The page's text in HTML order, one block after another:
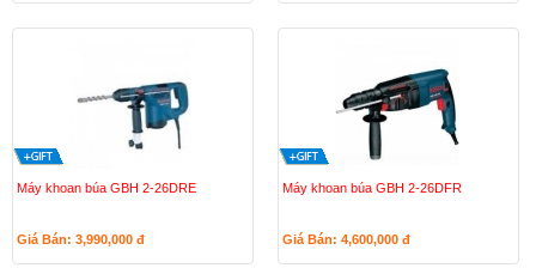
Máy khoan búa GBH 2-26DRE
Giá Bán: 3,990,000 đ
Máy khoan búa GBH 2-26DFR
Giá Bán: 4,600,000 đ